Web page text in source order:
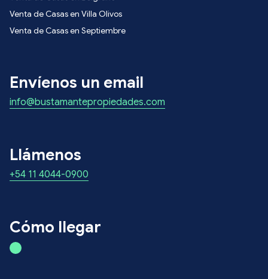
Venta de Casas en Villa Olivos
Venta de Casas en Septiembre
Envíenos un email
info@bustamantepropiedades.com
Llámenos
+54 11 4044-0900
Cómo llegar